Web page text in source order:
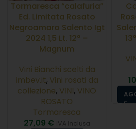
Tormaresca “calafuria”
Ed. Limitata Rosato
Negroamaro Salento Igt
2024 1,5 Lt. 12° –
Magnum
Vini Bianchi scelti da
imbev.it, Vini rosati da
collezione, VINI, VINO
ROSATO
Tormaresca
27,09 € IVA Inclusa